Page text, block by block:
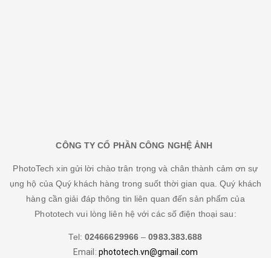
CÔNG TY CỔ PHẦN CÔNG NGHỆ ẢNH
PhotoTech xin gửi lời chào trân trọng và chân thành cảm ơn sự
ụng hộ của Quý khách hàng trong suốt thời gian qua. Quý khách
hàng cần giải đáp thông tin liên quan đến sản phẩm của
Phototech vui lòng liên hệ với các số điện thoại sau:
Tel: 02466629966– 0983.383.688
Email: phototech.vn@gmail.com